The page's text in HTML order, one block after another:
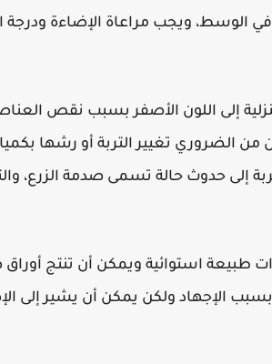
الوسط، ويجب مراعاة الإضاءة ودرجة
إلى اللون الأصفر بسبب نقص
الضروري تغيير التربة أو رشها
إلى حدوث حالة تسمى صدمة الزرع،
ذات طبيعة استوائية ويمكن أن تنتج
بسبب الإجهاد ولكن يمكن أن يشير إلى